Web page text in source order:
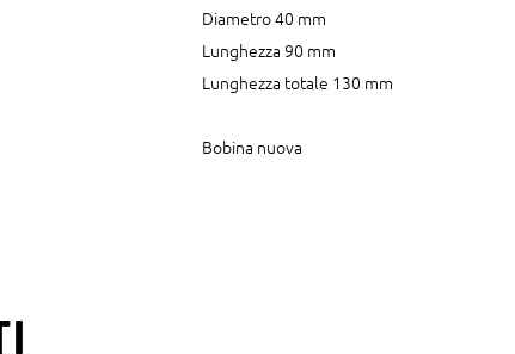
Diametro 40 mm
Lunghezza 90 mm
Lunghezza totale 130 mm
Bobina nuova